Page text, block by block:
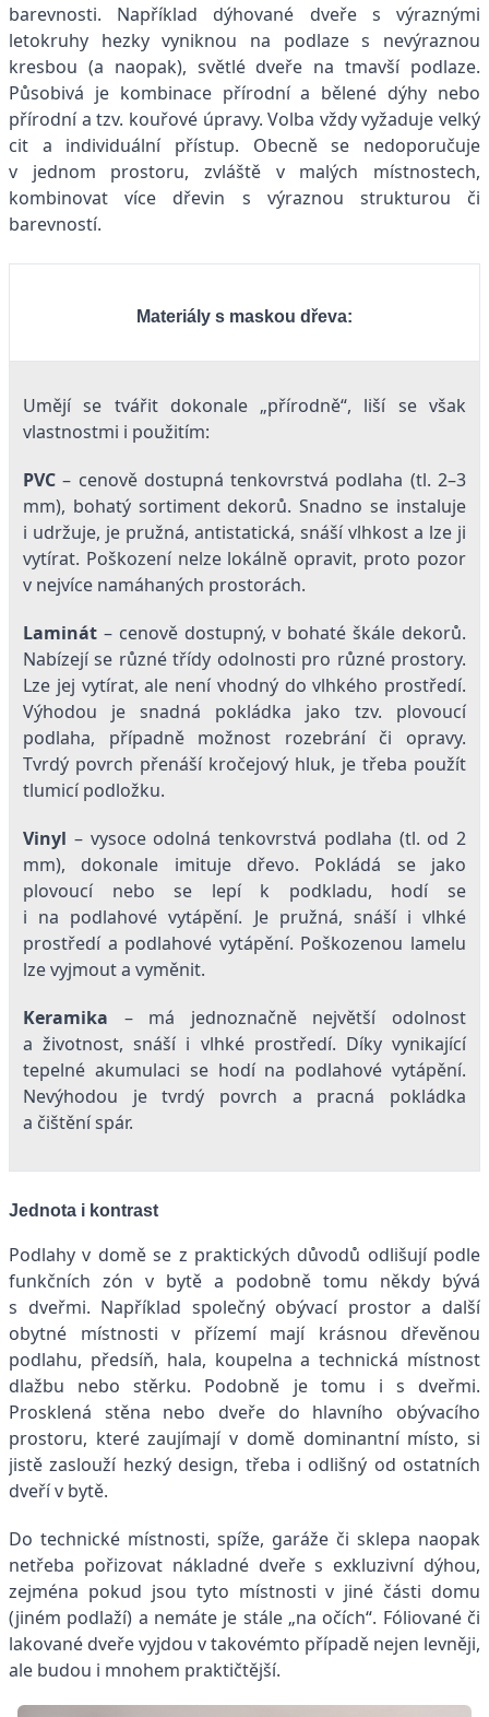
barevnosti. Například dýhované dveře s výraznými
letokruhy hezky vyniknou na podlaze s nevýraznou
kresbou (a naopak), světlé dveře na tmavší podlaze.
Působivá je kombinace přírodní a bělené dýhy nebo
přírodní a tzv. kouřové úpravy. Volba vždy vyžaduje velký
cit a individuální přístup. Obecně se nedoporučuje
v jednom prostoru, zvláště v malých místnostech,
kombinovat více dřevin s výraznou strukturou či
barevností.
Materiály s maskou dřeva:
Umějí se tvářit dokonale „přírodně“, liší se však
vlastnostmi i použitím:
PVC – cenově dostupná tenkovrstvá podlaha (tl. 2–3
mm), bohatý sortiment dekorů. Snadno se instaluje
i udržuje, je pružná, antistatická, snáší vlhkost a lze ji
vytírat. Poškození nelze lokálně opravit, proto pozor
v nejvíce namáhaných prostorách.
Laminát – cenově dostupný, v bohaté škále dekorů.
Nabízejí se různé třídy odolnosti pro různé prostory.
Lze jej vytírat, ale není vhodný do vlhkého prostředí.
Výhodou je snadná pokládka jako tzv. plovoucí
podlaha, případně možnost rozebrání či opravy.
Tvrdý povrch přenáší kročejový hluk, je třeba použít
tlumicí podložku.
Vinyl – vysoce odolná tenkovrstvá podlaha (tl. od 2
mm), dokonale imituje dřevo. Pokládá se jako
plovoucí nebo se lepí k podkladu, hodí se
i na podlahové vytápění. Je pružná, snáší i vlhké
prostředí a podlahové vytápění. Poškozenou lamelu
lze vyjmout a vyměnit.
Keramika – má jednoznačně největší odolnost
a životnost, snáší i vlhké prostředí. Díky vynikající
tepelné akumulaci se hodí na podlahové vytápění.
Nevýhodou je tvrdý povrch a pracná pokládka
a čištění spár.
Jednota i kontrast
Podlahy v domě se z praktických důvodů odlišují podle
funkčních zón v bytě a podobně tomu někdy bývá
s dveřmi. Například společný obývací prostor a další
obytné místnosti v přízemí mají krásnou dřevěnou
podlahu, předsíň, hala, koupelna a technická místnost
dlažbu nebo stěrku. Podobně je tomu i s dveřmi.
Prosklená stěna nebo dveře do hlavního obývacího
prostoru, které zaujímají v domě dominantní místo, si
jistě zaslouží hezký design, třeba i odlišný od ostatních
dveří v bytě.
Do technické místnosti, spíže, garáže či sklepa naopak
netřeba pořizovat nákladné dveře s exkluzivní dýhou,
zejména pokud jsou tyto místnosti v jiné části domu
(jiném podlaží) a nemáte je stále „na očích“. Fóliované či
lakované dveře vyjdou v takovémto případě nejen levněji,
ale budou i mnohem praktičtější.